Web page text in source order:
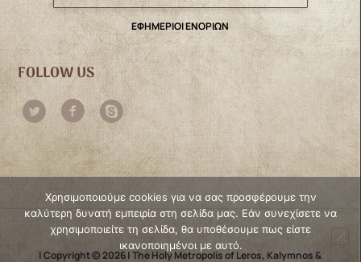
ΕΦΗΜΕΡΙΟΙ ΕΝΟΡΙΩΝ
FOLLOW US
| Copyright © 2026 | The Holy Metropolis of Leros, Kalymnos &
Χρησιμοποιούμε cookies για να σας προσφέρουμε την
καλύτερη δυνατή εμπειρία στη σελίδα μας. Εάν συνεχίσετε να
χρησιμοποιείτε τη σελίδα, θα υποθέσουμε πως είστε
ικανοποιημένοι με αυτό.